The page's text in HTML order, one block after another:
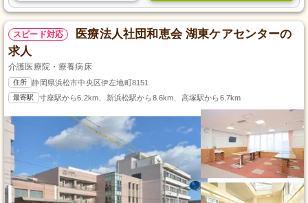
スピード対応
医療法人社団和恵会 湖東ケアセンターの
求人
介護医療院・療養病床
住所 静岡県浜松市中央区伊左地町8151
最寄駅 寸座駅から6.2km、新浜松駅から8.6km、高塚駅から6.7km